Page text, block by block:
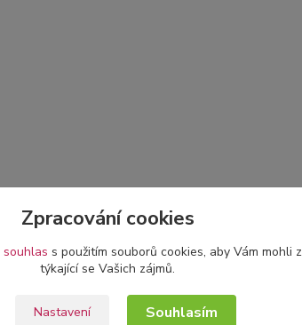
Zpracování cookies
souhlas s použitím souborů cookies, aby Vám mohli
týkající se Vašich zájmů.
Nastavení Souhlasím